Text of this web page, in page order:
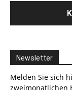
Newsletter
Melden Sie sich
zweimonatlichen